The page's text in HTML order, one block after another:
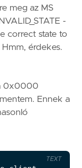
meg az MS
-
correct state to
érdekes.
0x0000
Ennek a
TEXT